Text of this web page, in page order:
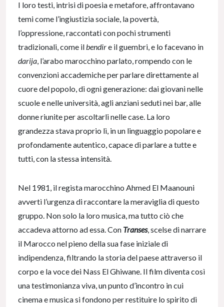
I loro testi, intrisi di poesia e metafore, affrontavano
temi come l’ingiustizia sociale, la povertà,
l’oppressione, raccontati con pochi strumenti
tradizionali, come ilbendire il guembri, e lo facevano in
darija, l’arabo marocchino parlato, rompendo con le
convenzioni accademiche per parlare direttamente al
cuore del popolo, di ogni generazione: dai giovani nelle
scuole e nelle università, agli anziani seduti nei bar, alle
donne riunite per ascoltarli nelle case. La loro
grandezza stava proprio lì, in un linguaggio popolare e
profondamente autentico, capace di parlare a tutte e
tutti, con la stessa intensità.
Nel 1981, il regista marocchino Ahmed El Maanouni
avvertì l’urgenza di raccontare la meraviglia di questo
gruppo. Non solo la loro musica, ma tutto ciò che
accadeva attorno ad essa. Con Transes, scelse di narrare
il Marocco nel pieno della sua fase iniziale di
indipendenza, filtrando la storia del paese attraverso il
corpo e la voce dei Nass El Ghiwane. Il film diventa così
una testimonianza viva, un punto d’incontro in cui
cinema e musica si fondono per restituire lo spirito di